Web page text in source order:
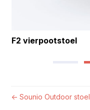
F2 vierpootstoel
←Sounio Outdoor stoel